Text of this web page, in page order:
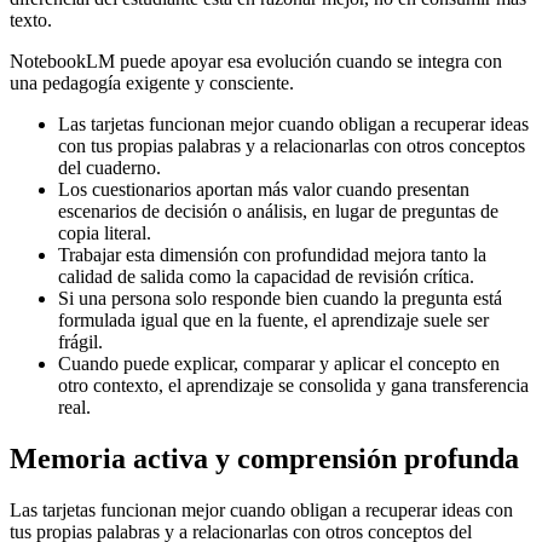
texto.
NotebookLM puede apoyar esa evolución cuando se integra con
una pedagogía exigente y consciente.
Las tarjetas funcionan mejor cuando obligan a recuperar ideas
con tus propias palabras y a relacionarlas con otros conceptos
del cuaderno.
Los cuestionarios aportan más valor cuando presentan
escenarios de decisión o análisis, en lugar de preguntas de
copia literal.
Trabajar esta dimensión con profundidad mejora tanto la
calidad de salida como la capacidad de revisión crítica.
Si una persona solo responde bien cuando la pregunta está
formulada igual que en la fuente, el aprendizaje suele ser
frágil.
Cuando puede explicar, comparar y aplicar el concepto en
otro contexto, el aprendizaje se consolida y gana transferencia
real.
Memoria activa y comprensión profunda
Las tarjetas funcionan mejor cuando obligan a recuperar ideas con
tus propias palabras y a relacionarlas con otros conceptos del